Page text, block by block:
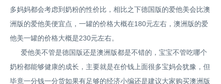
多妈妈都会考虑到奶粉的性价比，相比之下德国版的爱他美会比澳
洲版的爱他美便宜点，一罐的价格大概在180元左右，澳洲版的爱
他美一罐的价格大概是230元左右。
爱他美不管是德国版还是澳洲版都是不错的，宝宝不管吃哪个
奶粉都能够健康的成长，主要就是在价钱上面很多宝妈会犹豫，但
毕竟一分钱一分货如果有足够的经济小编还是建议大家购买澳洲版